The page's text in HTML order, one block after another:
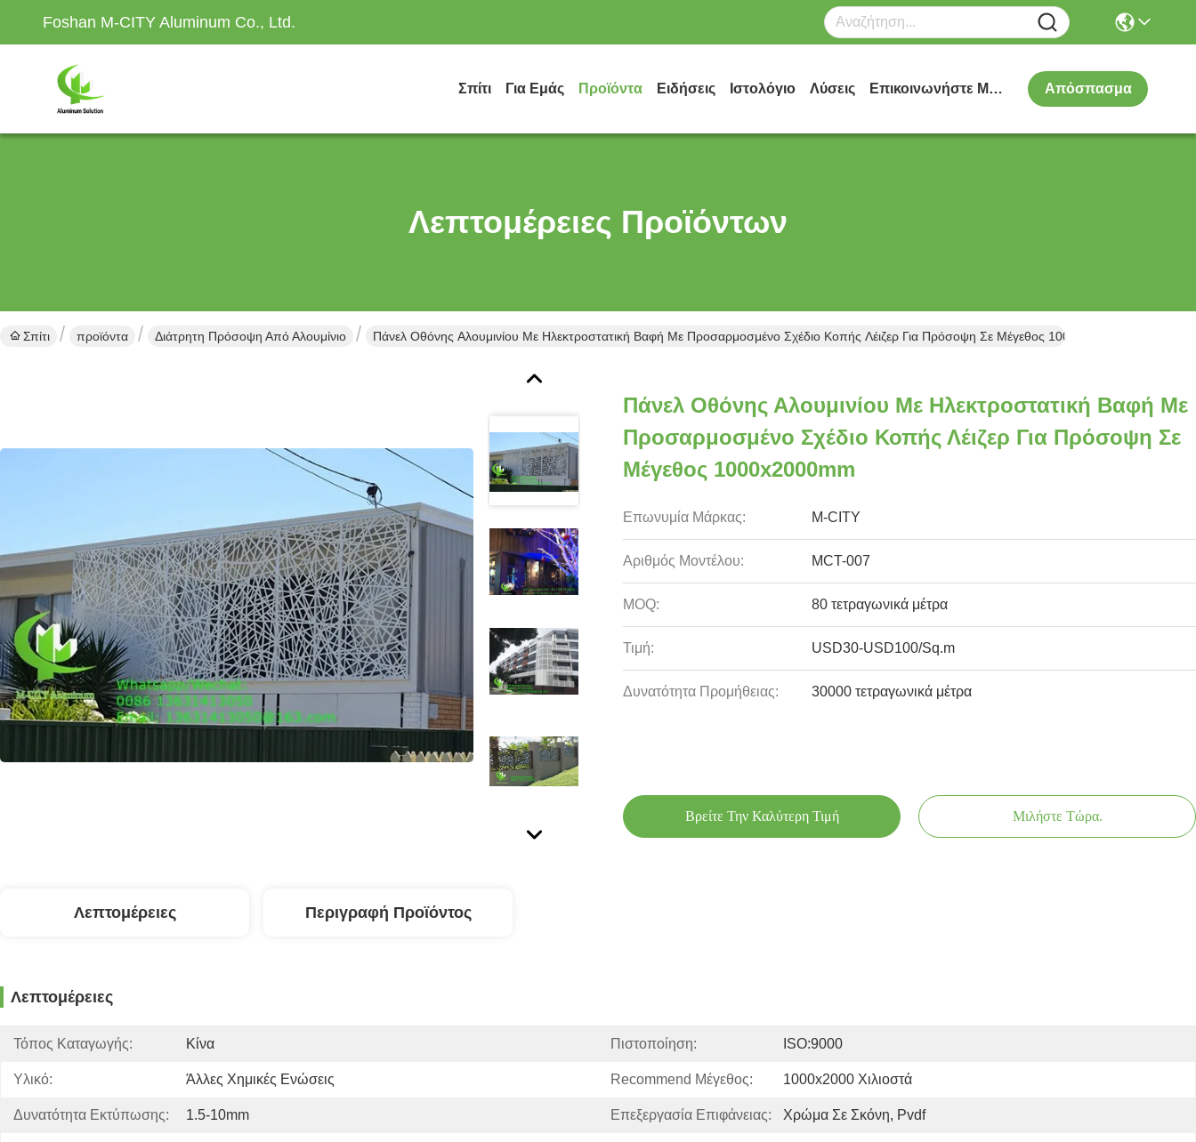
Foshan M-CITY Aluminum Co., Ltd.
Σπίτι Για Εμάς Προϊόντα Ειδήσεις Ιστολόγιο Λύσεις Επικοινωνήστε Μαζί Μας Απόσπασμα
Λεπτομέρειες Προϊόντων
Σπίτι προϊόντα Διάτρητη Πρόσοψη Από Αλουμίνιο Πάνελ Οθόνης Αλουμινίου Με Ηλεκτροστατική Βαφή Με Προσαρμοσμένο Σχέδιο Κοπής Λέιζερ Για Πρόσοψη Σε Μέγεθος 1000x2000mm
Πάνελ Οθόνης Αλουμινίου Με Ηλεκτροστατική Βαφή Με
Προσαρμοσμένο Σχέδιο Κοπής Λέιζερ Για Πρόσοψη Σε
Μέγεθος 1000x2000mm
Επωνυμία Μάρκας: M-CITY
Αριθμός Μοντέλου: MCT-007
MOQ: 80 τετραγωνικά μέτρα
Τιμή: USD30-USD100/Sq.m
Δυνατότητα Προμήθειας: 30000 τετραγωνικά μέτρα
Βρείτε Την Καλύτερη Τιμή Μιλήστε Τώρα.
Λεπτομέρειες Περιγραφή Προϊόντος
Λεπτομέρειες
Τόπος Καταγωγής: Κίνα Πιστοποίηση: ISO:9000
Υλικό: Άλλες Χημικές Ενώσεις Recommend Μέγεθος: 1000x2000 Χιλιοστά
Δυνατότητα Εκτύπωσης: 1.5-10mm Επεξεργασία Επιφάνειας: Χρώμα Σε Σκόνη, Pvdf